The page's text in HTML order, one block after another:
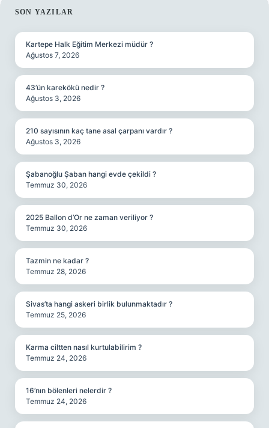
SIDEBAR
SON YAZILAR
Kartepe Halk Eğitim Merkezi müdür ?
Ağustos 7, 2026
43’ün karekökü nedir ?
Ağustos 3, 2026
210 sayısının kaç tane asal çarpanı vardır ?
Ağustos 3, 2026
Şabanoğlu Şaban hangi evde çekildi ?
Temmuz 30, 2026
2025 Ballon d’Or ne zaman veriliyor ?
Temmuz 30, 2026
Tazmin ne kadar ?
Temmuz 28, 2026
Sivas’ta hangi askeri birlik bulunmaktadır ?
Temmuz 25, 2026
Karma ciltten nasıl kurtulabilirim ?
Temmuz 24, 2026
16’nın bölenleri nelerdir ?
Temmuz 24, 2026